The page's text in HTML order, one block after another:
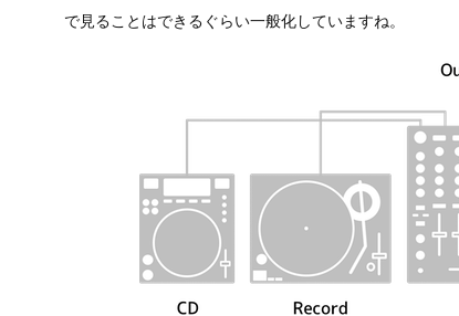
で見ることはできるぐらい一般化していますね。